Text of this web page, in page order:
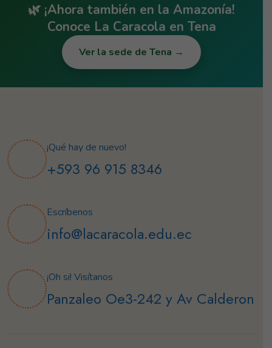
🌿 ¡Ahora también en la Amazonía!
Conoce La Caracola en Tena
Ver la sede de Tena →
¡Qué hay de nuevo!
+593 96 915 8346
Escríbenos
info@lacaracola.edu.ec
¡Oh si! Visítanos
Panzaleo Oe3-242 y Av Calderon